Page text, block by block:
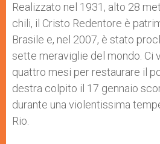
Realizzato nel 1931, alto 28
chili, il Cristo Redentore è
Brasile e, nel 2007, è stato
sette meraviglie del mondo. Ci
quattro mesi per restaurare il
destra colpito il 17 gennaio
durante una violentissima
Rio.